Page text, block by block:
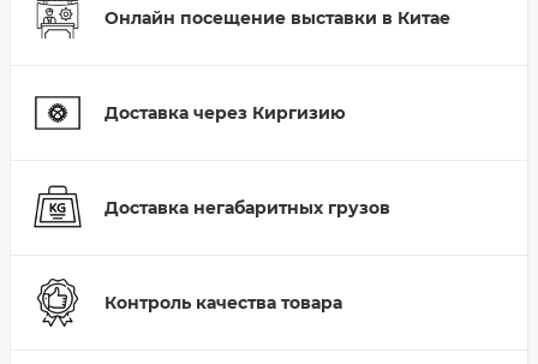
Онлайн посещение выставки в Китае
Доставка через Киргизию
Доставка негабаритных грузов
Контроль качества товара